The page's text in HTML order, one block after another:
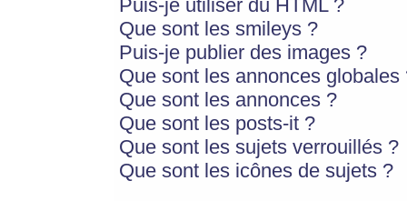
Puis-je utiliser du HTML ?
Que sont les smileys ?
Puis-je publier des images ?
Que sont les annonces globales
Que sont les annonces ?
Que sont les posts-it ?
Que sont les sujets verrouillés ?
Que sont les icônes de sujets ?